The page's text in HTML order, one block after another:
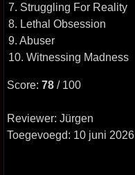
7. Struggling For Reality
8. Lethal Obsession
9. Abuser
10. Witnessing Madness
Score: 78 / 100
Reviewer: Jürgen
Toegevoegd: 10 juni 2026